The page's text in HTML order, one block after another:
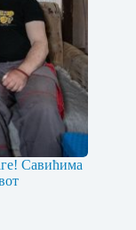
Савићима